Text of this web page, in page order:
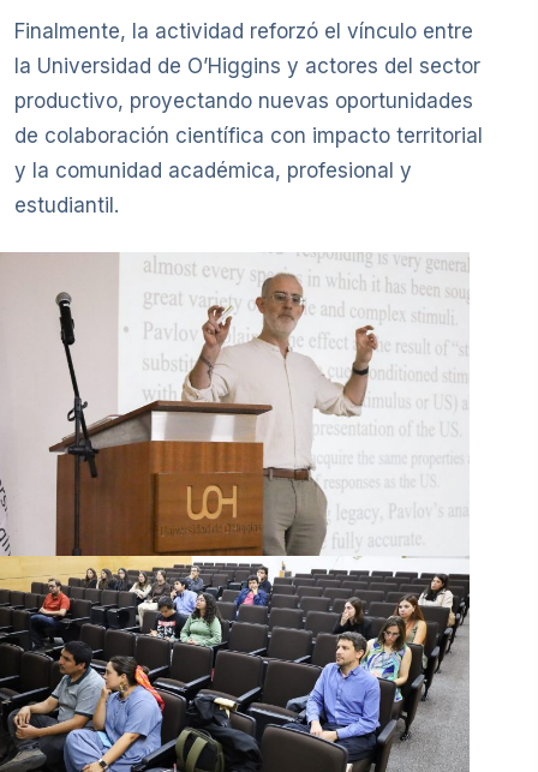
Finalmente, la actividad reforzó el vínculo entre
la Universidad de O’Higgins y actores del sector
productivo, proyectando nuevas oportunidades
de colaboración científica con impacto territorial
y la comunidad académica, profesional y
estudiantil.